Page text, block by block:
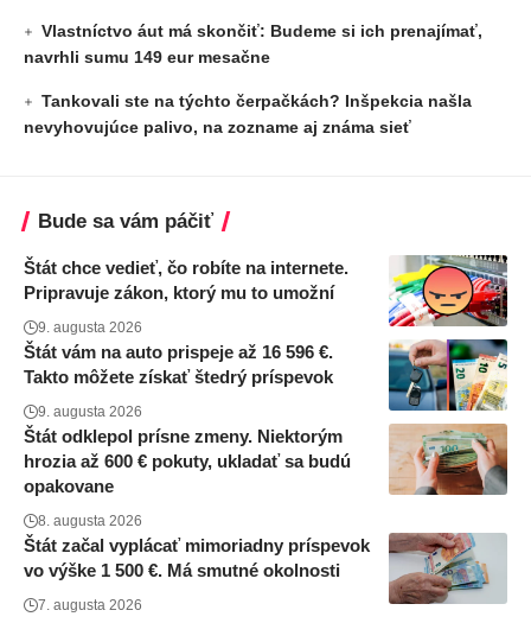
Vlastníctvo áut má skončiť: Budeme si ich prenajímať,
navrhli sumu 149 eur mesačne
Tankovali ste na týchto čerpačkách? Inšpekcia našla
nevyhovujúce palivo, na zozname aj známa sieť
Bude sa vám páčiť
Štát chce vedieť, čo robíte na internete.
Pripravuje zákon, ktorý mu to umožní
9. augusta 2026
Štát vám na auto prispeje až 16 596 €.
Takto môžete získať štedrý príspevok
9. augusta 2026
Štát odklepol prísne zmeny. Niektorým
hrozia až 600 € pokuty, ukladať sa budú
opakovane
8. augusta 2026
Štát začal vyplácať mimoriadny príspevok
vo výške 1 500 €. Má smutné okolnosti
7. augusta 2026